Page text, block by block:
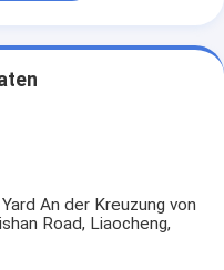
An der Kreuzung von
Road, Liaocheng,